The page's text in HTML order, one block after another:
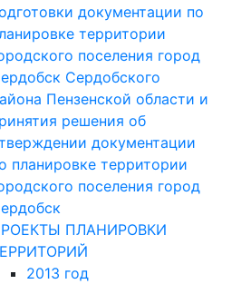
документации по
территории
поселения город
Сердобского
Пензенской области и
решения об
документации
планировке территории
поселения город
ПЛАНИРОВКИ
2013 год